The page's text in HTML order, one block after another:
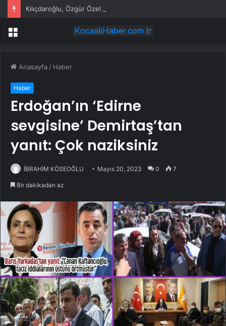
Kılıçdaroğlu, Özgür Özel ile telefonda görüştü
Menü
Anasayfa / Haber
Haber
Erdoğan’ın ‘Edirne
sevgisine’ Demirtaş’tan
yanıt: Çok naziksiniz
İBRAHİM KÖSEOĞLU Mayıs 20, 2023 0 7
Bir dakikadan az